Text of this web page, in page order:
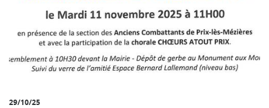
29/10/25